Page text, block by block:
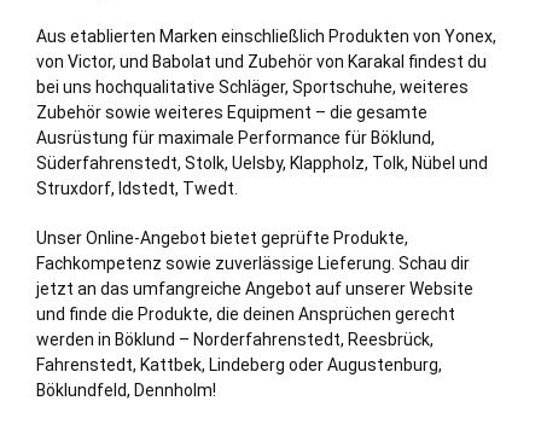
Aus etablierten Marken einschließlich Produkten von Yonex,
von Victor, und Babolat und Zubehör von Karakal findest du
bei uns hochqualitative Schläger, Sportschuhe, weiteres
Zubehör sowie weiteres Equipment – die gesamte
Ausrüstung für maximale Performance für Böklund,
Süderfahrenstedt, Stolk, Uelsby, Klappholz, Tolk, Nübel und
Struxdorf, Idstedt, Twedt
Unser Online-Angebot bietet geprüfte Produkte,
Fachkompetenz sowie zuverlässige Lieferung. Schau dir
jetzt an das umfangreiche Angebot auf unserer Website
und finde die Produkte, die deinen Ansprüchen gerecht
werden in Böklund – Norderfahrenstedt, Reesbrück,
Fahrenstedt, Kattbek, Lindeberg oder Augustenburg,
Böklundfeld, Dennholm!